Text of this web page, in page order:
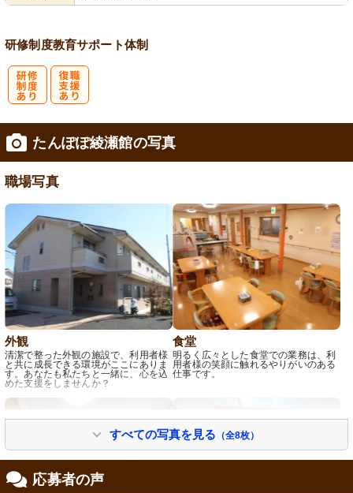
研修制度教育サポート体制
たんぽぽ綾瀬館の写真
職場写真
外観
清潔で整った外観の施設で、利用者様
と共に成長できる環境がここにありま
す。あなたも私たちと一緒に、心を込
めた支援をしませんか？
食堂
明るく広々とした食堂での業務は、利
用者様の笑顔に触れるやりがいのある
仕事です。
すべての写真を見る （全8枚）
応募者の声